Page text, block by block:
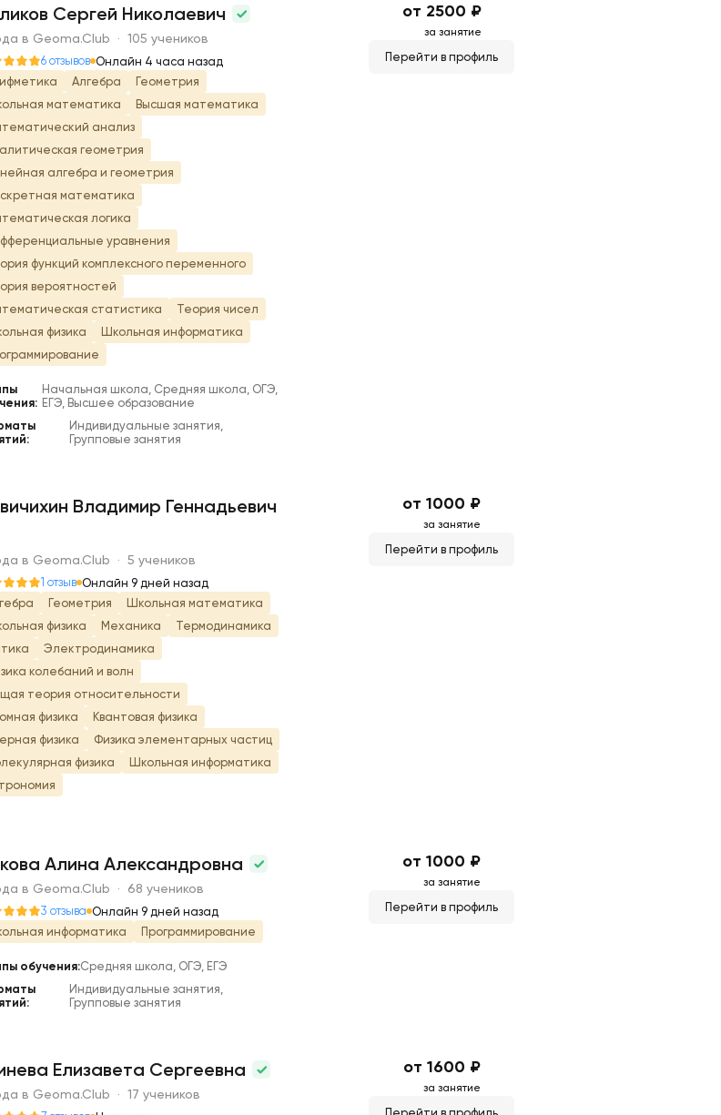
Сергей Николаевич
в Geoma.Club · 105 учеников
6 отзывов Онлайн 4 часа назад
Алгебра
Геометрия
математика
Высшая математика
анализ
геометрия
алгебра и геометрия
математика
логика
уравнения
функций комплексного переменного
вероятностей
статистика
Теория чисел
физика
Школьная информатика
Начальная школа, Средняя школа, ОГЭ,
ЕГЭ, Высшее образование
Индивидуальные занятия,
Групповые занятия
от 2500 ₽
за занятие
Перейти в профиль
Владимир Геннадьевич
в Geoma.Club · 5 учеников
1 отзыв Онлайн 9 дней назад
Геометрия
Школьная математика
физика
Механика
Термодинамика
Электродинамика
колебаний и волн
теория относительности
физика
Квантовая физика
физика
Физика элементарных частиц
физика
Школьная информатика
от 1000 ₽
за занятие
Перейти в профиль
Алина Александровна
в Geoma.Club · 68 учеников
3 отзыва Онлайн 9 дней назад
информатика
Программирование
обучения:Средняя школа, ОГЭ, ЕГЭ
Индивидуальные занятия,
Групповые занятия
от 1000 ₽
за занятие
Перейти в профиль
Елизавета Сергеевна
в Geoma.Club · 17 учеников
от 1600 ₽
за занятие